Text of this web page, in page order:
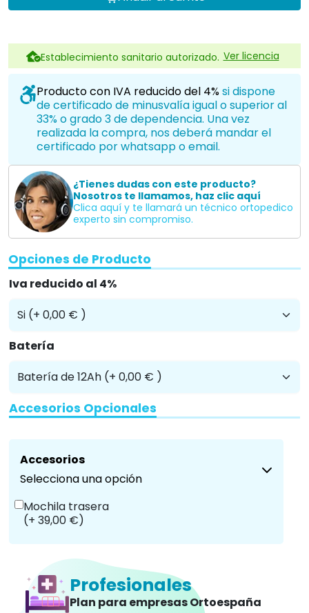
Establecimiento sanitario autorizado. Ver licencia
Producto con IVA reducido del 4%si dispone
de certificado de minusvalía igual o superior al
33% o grado 3 de dependencia. Una vez
realizada la compra, nos deberá mandar el
certificado por whatsapp o email.
¿Tienes dudas con este producto?
Nosotros te llamamos, haz clic aquí
Clica aquí y te llamará un técnico ortopedico
experto sin compromiso.
Opciones de Producto
Iva reducido al 4%
Batería
Accesorios Opcionales
Accesorios
Selecciona una opción
Mochila trasera
(+ 39,00 €)
Profesionales
Plan para empresas Ortoespaña